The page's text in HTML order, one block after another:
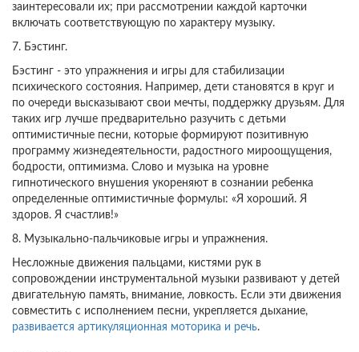
заинтересовали их; при рассмотрении каждой карточки
включать соответствующую по характеру музыку.
7. Бэстинг.
Бэстинг - это упражнения и игры для стабилизации
психического состояния. Например, дети становятся в круг и
по очереди высказывают свои мечты, поддержку друзьям. Для
таких игр лучше предварительно разучить с детьми
оптимистичные песни, которые формируют позитивную
программу жизнедеятельности, радостного мироощущения,
бодрости, оптимизма. Слово и музыка на уровне
гипнотического внушения укореняют в сознании ребенка
определенные оптимистичные формулы: «Я хороший. Я
здоров. Я счастлив!»
8. Музыкально-пальчиковые игры и упражнения.
Несложные движения пальцами, кистями рук в
сопровождении инструментальной музыки развивают у детей
двигательную память, внимание, ловкость. Если эти движения
совместить с исполнением песни, укрепляется дыхание,
развивается артикуляционная моторика и речь.